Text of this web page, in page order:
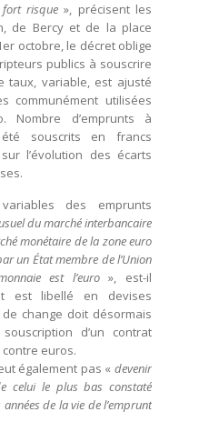
risque », précisent les
de Bercy et de la place
octobre, le décret oblige
publics à souscrire
taux, variable, est ajusté
communément utilisées
d’emprunts à
souscrits en francs
l’évolution des écarts
des emprunts
du marché interbancaire
monétaire de la zone euro
un État membre de l’Union
est l’euro», est-il
est libellé en devises
change doit désormais
d’un contrat
contre euros.
également pas « devenir
celui le plus bas constaté
de la vie de l’emprunt